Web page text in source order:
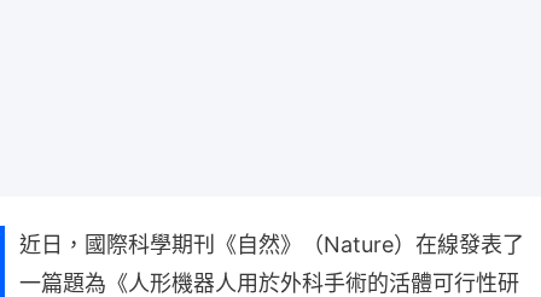
近日，國際科學期刊《自然》（Nature）在線發表了
一篇題為《人形機器人用於外科手術的活體可行性研